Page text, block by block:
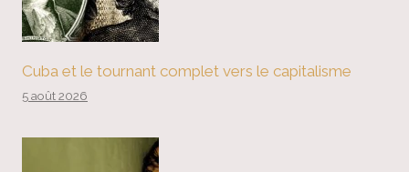
Cuba et le tournant complet vers le capitalisme
5 août 2026